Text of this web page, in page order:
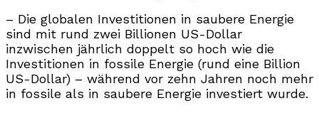
– Die globalen Investitionen in saubere Energie
sind mit rund zwei Billionen US-Dollar
inzwischen jährlich doppelt so hoch wie die
Investitionen in fossile Energie (rund eine Billion
US-Dollar) – während vor zehn Jahren noch mehr
in fossile als in saubere Energie investiert wurde.